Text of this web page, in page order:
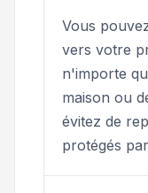
Vous
vers votre
n'importe
maison ou
évitez de
protégés